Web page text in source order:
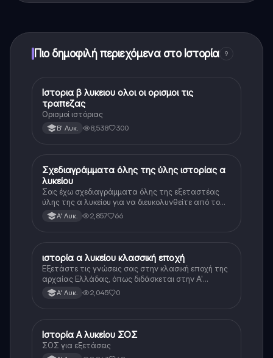
Πιο δημοφιλή περιεχόμενα στο Ιστορία 9
Ιστορία
Ιστορια β λυκειου ολοι οι ορισμοι τις
τραπεζας
Ορισμοί ιστόριας
Β' Λυκ. 8,538 300
Ιστορία
Σχεδιαγράμματα όλης της ύλης ιστορίας α
λυκείου
Σας έχω σχεδιαγράμματα όλης της εξεταστέας
ύλης της α λυκείου για να διευκολυνθείτε από το
τεράστιο βάρος του βιβλίου
Α' Λυκ. 2,857 66
Ιστορία
ιστορία α λυκείου κλασσική εποχή
Εξετάστε τις γνώσεις σας στην κλασική εποχή της
αρχαίας Ελλάδας, όπως διδάσκεται στην Α'
Λυκείου.
Α' Λυκ. 2,045 0
Ιστορία
Ιστορία Α λυκείου ΣΟΣ
ΣΟΣ για εξετάσεις